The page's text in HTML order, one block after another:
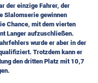
der einzige Fahrer, der
Slalomserie gewinnen
Chance, mit dem vierten
Langer aufzuschließen.
wurde er aber in der
Trotzdem kann er
den dritten Platz mit 10,7